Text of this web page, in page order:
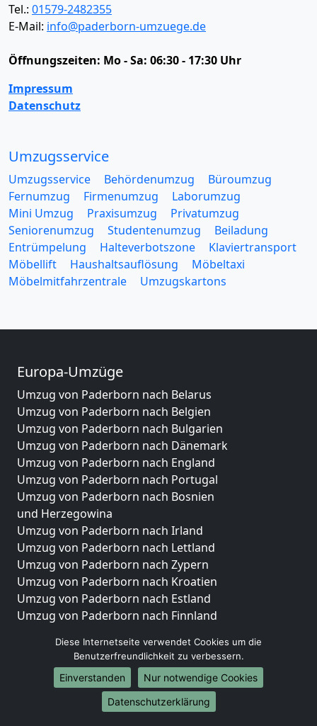
Tel.: 01579-2482355
E-Mail: info@paderborn-umzuege.de
Öffnungszeiten: Mo - Sa: 06:30 - 17:30 Uhr
Impressum
Datenschutz
Umzugsservice
Umzugsservice Behördenumzug
Büroumzug
Fernumzug
Firmenumzug
Laborumzug
Mini Umzug
Praxisumzug
Privatumzug
Seniorenumzug
Studentenumzug
Beiladung
Entrümpelung
Halteverbotszone
Klaviertransport
Möbellift
Haushaltsauflösung
Möbeltaxi
Möbelmitfahrzentrale
Umzugskartons
Europa-Umzüge
Umzug von Paderborn nach Belarus
Umzug von Paderborn nach Belgien
Umzug von Paderborn nach Bulgarien
Umzug von Paderborn nach Dänemark
Umzug von Paderborn nach England
Umzug von Paderborn nach Portugal
Umzug von Paderborn nach Bosnien
und Herzegowina
Umzug von Paderborn nach Irland
Umzug von Paderborn nach Lettland
Umzug von Paderborn nach Zypern
Umzug von Paderborn nach Kroatien
Umzug von Paderborn nach Estland
Umzug von Paderborn nach Finnland
Umzug von Paderborn nach Griechenland
Umzug von Paderborn nach Italien
Umzug von Paderborn nach Liechtenstein
Umzug von Paderborn nach Luxemburg
Umzug von Paderborn nach Niederlande
Diese Internetseite verwendet Cookies um die
Benutzerfreundlichkeit zu verbessern.
Einverstanden
Nur notwendige Cookies
Datenschutzerklärung